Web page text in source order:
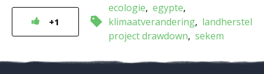
+1
ecologie egypte
klimaatverandering landherstel
project drawdown sekem